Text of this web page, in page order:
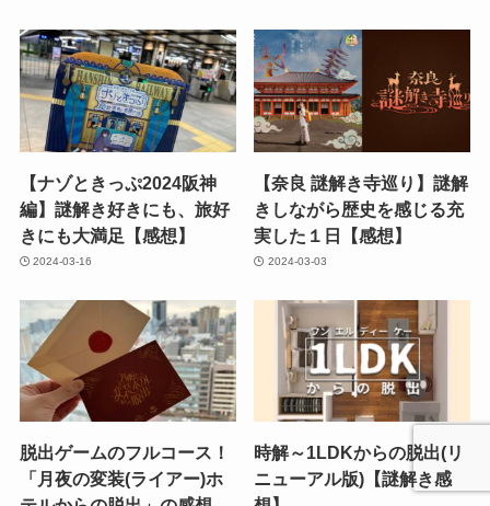
【ナゾときっぷ2024阪神
編】謎解き好きにも、旅好
きにも大満足【感想】
2024-03-16
【奈良 謎解き寺巡り】謎解
きしながら歴史を感じる充
実した１日【感想】
2024-03-03
脱出ゲームのフルコース！
「月夜の変装(ライアー)ホ
時解～1LDKからの脱出(リ
ニューアル版)【謎解き感